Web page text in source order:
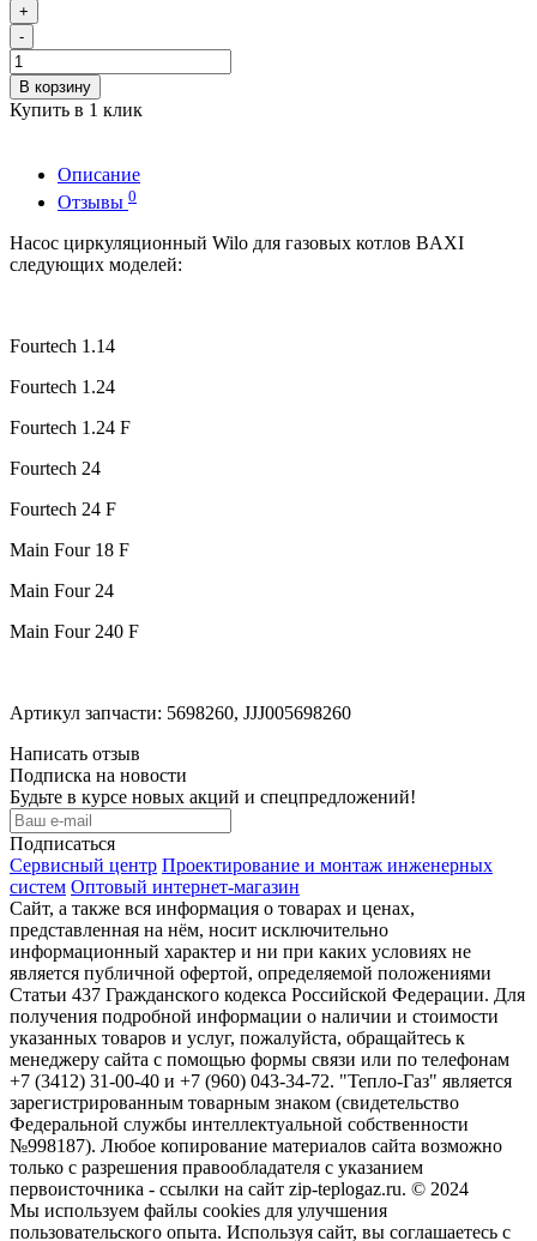
+
-
В корзину
Купить в 1 клик
Описание
Отзывы 0
Насос циркуляционный Wilo для газовых котлов BAXI
следующих моделей:
Fourtech 1.14
Fourtech 1.24
Fourtech 1.24 F
Fourtech 24
Fourtech 24 F
Main Four 18 F
Main Four 24
Main Four 240 F
Артикул запчасти: 5698260, JJJ005698260
Написать отзыв
Подписка на новости
Будьте в курсе новых акций и спецпредложений!
Подписаться
Сервисный центр Проектирование и монтаж инженерных
систем Оптовый интернет-магазин
Сайт, а также вся информация о товарах и ценах,
представленная на нём, носит исключительно
информационный характер и ни при каких условиях не
является публичной офертой, определяемой положениями
Статьи 437 Гражданского кодекса Российской Федерации. Для
получения подробной информации о наличии и стоимости
указанных товаров и услуг, пожалуйста, обращайтесь к
менеджеру сайта с помощью формы связи или по телефонам
+7 (3412) 31-00-40 и +7 (960) 043-34-72. "Тепло-Газ" является
зарегистрированным товарным знаком (свидетельство
Федеральной службы интеллектуальной собственности
№998187). Любое копирование материалов сайта возможно
только с разрешения правообладателя с указанием
первоисточника - ссылки на сайт zip-teplogaz.ru. © 2024
Мы используем файлы сookies для улучшения
пользовательского опыта. Используя сайт, вы соглашаетесь с